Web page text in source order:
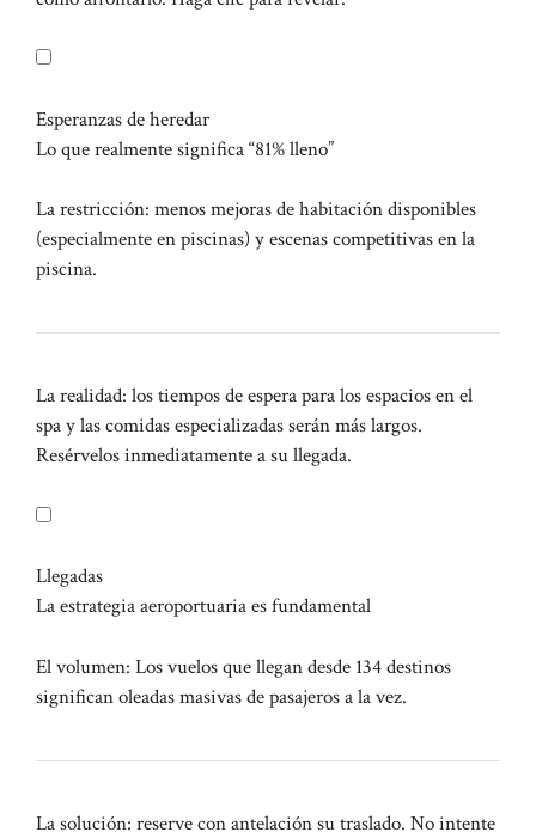
Esperanzas de heredar
Lo que realmente significa “81% lleno”
La restricción: menos mejoras de habitación disponibles
(especialmente en piscinas) y escenas competitivas en la
piscina.
La realidad: los tiempos de espera para los espacios en el
spa y las comidas especializadas serán más largos.
Resérvelos inmediatamente a su llegada.
Llegadas
La estrategia aeroportuaria es fundamental
El volumen: Los vuelos que llegan desde 134 destinos
significan oleadas masivas de pasajeros a la vez.
La solución: reserve con antelación su traslado. No intente